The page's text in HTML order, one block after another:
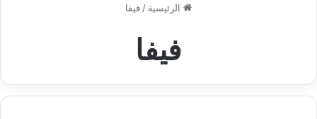
الرئيسية /فيفا
فيفا